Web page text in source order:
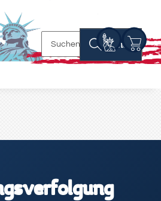
Suchen